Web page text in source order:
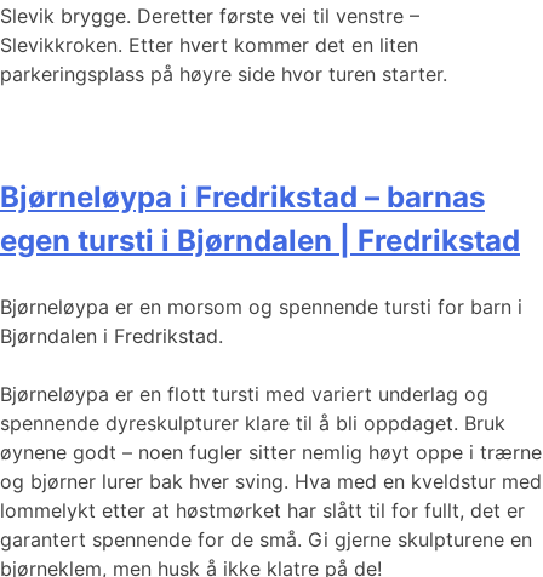
Slevik brygge. Deretter første vei til venstre –
Slevikkroken. Etter hvert kommer det en liten
parkeringsplass på høyre side hvor turen starter.
Bjørneløypa i Fredrikstad – barnas
egen tursti i Bjørndalen | Fredrikstad
Bjørneløypa er en morsom og spennende tursti for barn i
Bjørndalen i Fredrikstad.
Bjørneløypa er en flott tursti med variert underlag og
spennende dyreskulpturer klare til å bli oppdaget. Bruk
øynene godt – noen fugler sitter nemlig høyt oppe i trærne
og bjørner lurer bak hver sving. Hva med en kveldstur med
lommelykt etter at høstmørket har slått til for fullt, det er
garantert spennende for de små. Gi gjerne skulpturene en
bjørneklem, men husk å ikke klatre på de!